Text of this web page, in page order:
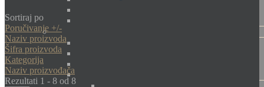
Sortiraj po
Poručivanje +/-
Naziv proizvoda
Šifra proizvoda
Kategorija
Naziv proizvođača
Rezultati 1 - 8 od 8